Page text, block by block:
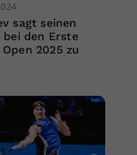
sagt seinen
den Erste
2025 zu